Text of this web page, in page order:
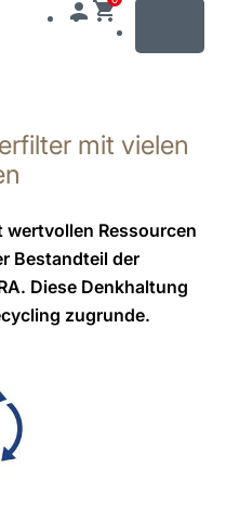
mit vielen
wertvollen Ressourcen
Bestandteil der
Diese Denkhaltung
zugrunde.